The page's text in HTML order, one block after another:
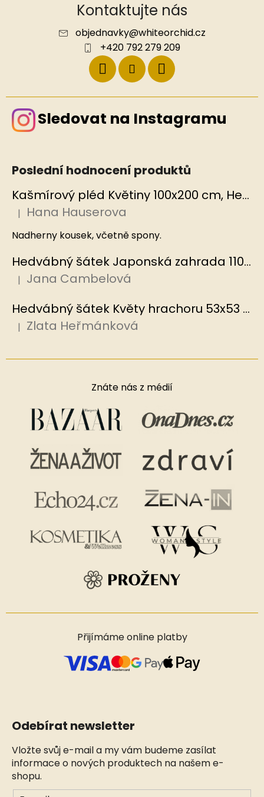
Kontaktujte nás
objednavky@whiteorchid.cz
+420 792 279 209
Sledovat na Instagramu
Poslední hodnocení produktů
Kašmírový pléd Květiny 100x200 cm, Hedvábný svět
Hodnocení produktu je 5 z 5 hvězdiček.
| Hana Hauserova
Nadherny kousek, včetně spony.
Hedvábný šátek Japonská zahrada 110x110 cm v dárkovém balení, HEDVÁBNÝ SVĚT
Hodnocení produktu je 5 z 5 hvězdiček.
| Jana Cambelová
Hedvábný šátek Květy hrachoru 53x53 cm v dárkovém balení, HEDVÁBNÝ SVĚT
Hodnocení produktu je 5 z 5 hvězdiček.
| Zlata Heřmánková
Znáte nás z médií
Přijímáme online platby
Odebírat newsletter
Vložte svůj e-mail a my vám budeme zasílat
informace o nových produktech na našem e-
shopu.